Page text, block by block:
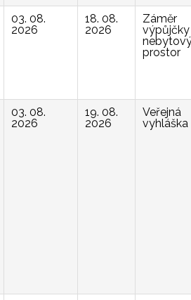
03. 08.
2026
18. 08.
2026
Záměr
výpůjčky
prostor
03. 08.
2026
19. 08.
2026
Veřejná
vyhláška